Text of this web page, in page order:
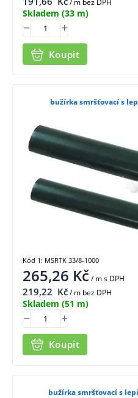
/ m bez DPH
Skladem (33 m)
Koupit
bužírka smršťovací s
265,26 Kč/ ms DPH
219,22 Kč/ m bez DPH
Skladem (51 m)
Koupit
Kód 1: MSRTK 33/8-1000
bužírka smršťovací s